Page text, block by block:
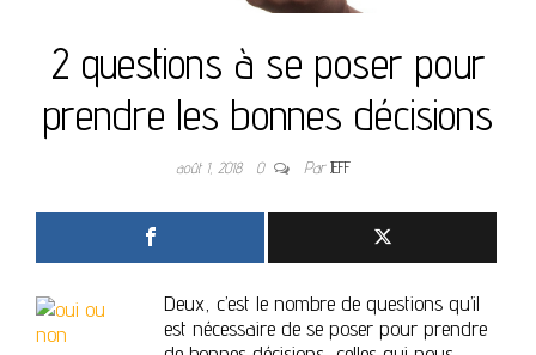
2 questions à se poser pour
prendre les bonnes décisions
août 1, 2018 0 ParJEFF
Deux, c’est le nombre de questions qu’il
est nécessaire de se poser pour prendre